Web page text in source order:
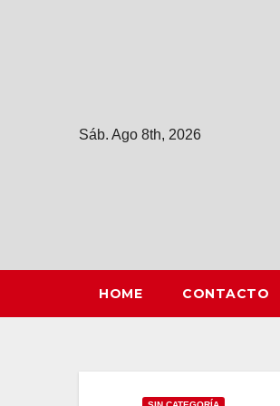
Sáb. Ago 8th, 2026
HOME CONTACTO